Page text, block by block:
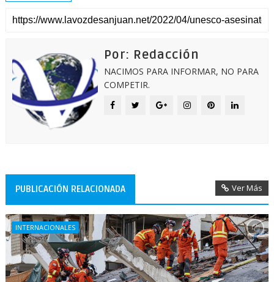
Por: Redacción
NACIMOS PARA INFORMAR, NO PARA
COMPETIR.
PUBLICACIÓN RELACIONADA Ver Más
INTERNACIONALES